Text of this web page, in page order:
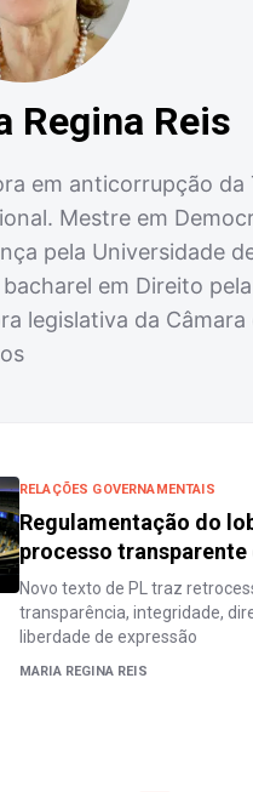
Regina Reis
em anticorrupção da
Mestre em
pela Universidade
em Direito
legislativa da Câmara
RELAÇÕES GOVERNAMENTAIS
Regulamentação do
processo
Novo texto de PL traz
transparência, integridade,
liberdade de expressão
MARIA REGINA REIS